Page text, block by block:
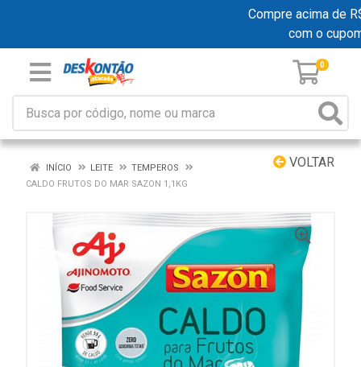
Compre acima de
com o
0
VOLTAR
INÍCIO LEITE
TEMPEROS
CALDO FRUTOS DO MAR SAZON 1,1KG